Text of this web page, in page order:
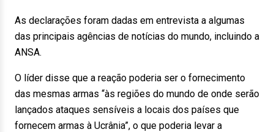
As declarações foram dadas em entrevista a algumas
das principais agências de notícias do mundo, incluindo a
ANSA.
O líder disse que a reação poderia ser o fornecimento
das mesmas armas “às regiões do mundo de onde serão
lançados ataques sensíveis a locais dos países que
fornecem armas à Ucrânia”, o que poderia levar a